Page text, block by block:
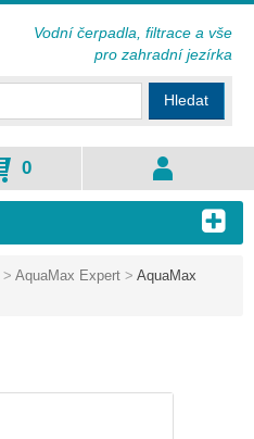
> AquaMax Expert > AquaMax
Hledat
0
Vodní čerpadla, filtrace a vše
pro zahradní jezírka